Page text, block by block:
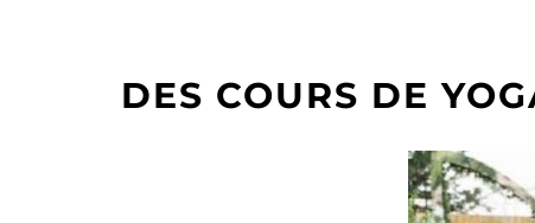
DES COURS DE